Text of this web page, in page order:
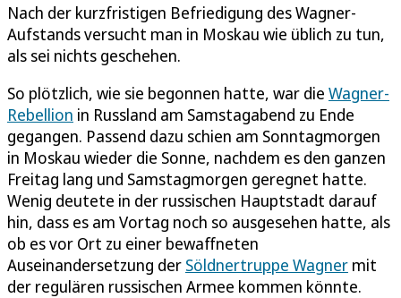
Nach der kurzfristigen Befriedigung des Wagner-
Aufstands versucht man in Moskau wie üblich zu tun,
als sei nichts geschehen.
So plötzlich, wie sie begonnen hatte, war die Wagner-
Rebellion in Russland am Samstagabend zu Ende
gegangen. Passend dazu schien am Sonntagmorgen
in Moskau wieder die Sonne, nachdem es den ganzen
Freitag lang und Samstagmorgen geregnet hatte.
Wenig deutete in der russischen Hauptstadt darauf
hin, dass es am Vortag noch so ausgesehen hatte, als
ob es vor Ort zu einer bewaffneten
Auseinandersetzung der Söldnertruppe Wagner mit
der regulären russischen Armee kommen könnte.